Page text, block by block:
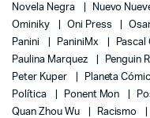
Novela Negra
Nuevo
Ominiky
Oni Press
Panini
PaniniMx Pascal
Paulina Marquez
Penguin
Peter Kuper
Planeta Cómic
Política
Ponent Mon
Quan Zhou Wu
Racismo